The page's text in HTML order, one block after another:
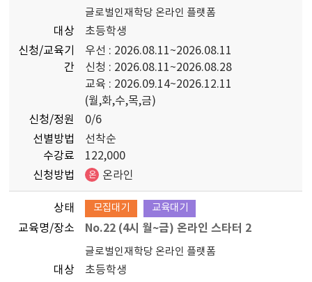
글로벌인재학당 온라인 플랫폼
대상
초등학생
신청/교육기
간
우선 : 2026.08.11~2026.08.11
신청 : 2026.08.11~2026.08.28
교육 : 2026.09.14~2026.12.11
(월,화,수,목,금)
신청/정원
0/6
선별방법
수강료
선착순
122,000
신청방법
온 온라인
상태 모집대기 교육대기
교육명/장소 No.22 (4시 월~금) 온라인 스타터 2
글로벌인재학당 온라인 플랫폼
대상
초등학생